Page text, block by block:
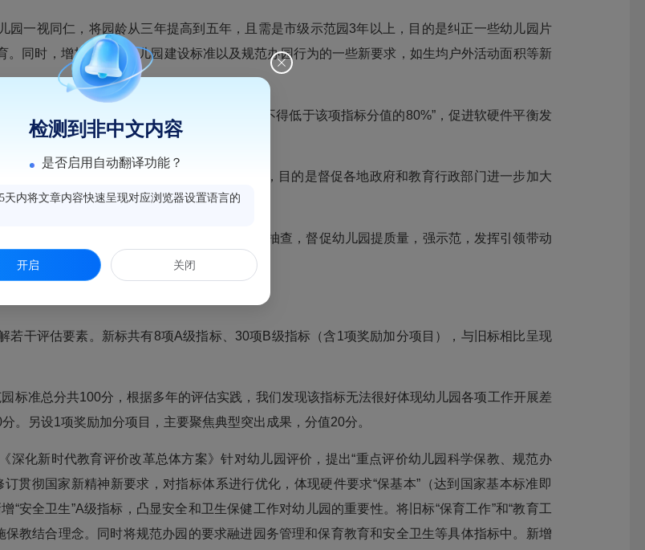
园一视同仁，将园龄从三年提高到五年，且需是市级示范园3年以上，目的是纠正一些幼儿园片
同时，增加了国家幼儿园建设标准以及规范办园行为的一些新要求，如生均户外活动面积等新
求幼儿园必须同时符合“每项A级指标的得分不得低于该项指标分值的80%”，促进软硬件平衡发
在问题，给予幼儿园不少于3个月的整改时间，目的是督促各地政府和教育行政部门进一步加大
教改革，提升教育质量。
合新园评估，对原有的省级示范园进行适量抽查，督促幼儿园提质量，强示范，发挥引领带动
若干评估要素。新标共有8项A级指标、30项B级指标（含1项奖励加分项目），与旧标相比呈现
标准总分共100分，根据多年的评估实践，我们发现该指标无法很好体现幼儿园各项工作开展差
。另设1项奖励加分项目，主要聚焦典型突出成果，分值20分。
深化新时代教育评价改革总体方案》针对幼儿园评价，提出“重点评价幼儿园科学保教、规范办
贯彻国家新精神新要求，对指标体系进行优化，体现硬件要求“保基本”（达到国家基本标准即
“安全卫生”A级指标，凸显安全和卫生保健工作对幼儿园的重要性。将旧标“保育工作”和“教育工
保教结合理念。同时将规范办园的要求融进园务管理和保育教育和安全卫生等具体指标中。新增
检测到非中文内容
是否启用自动翻译功能？
天内将文章内容快速呈现对应浏览器设置语言的
开启 关闭